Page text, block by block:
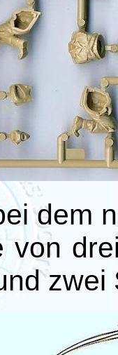
dem
von